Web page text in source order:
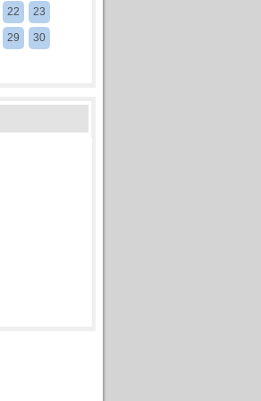
22 23
29 30